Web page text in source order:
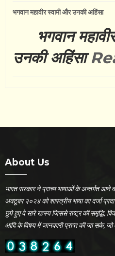
भगवान महावीर स्वामी और उनकी अहिंसा
भगवान
उनकी अहिंसा
About Us
भारत सरकार ने प्राच्य भाषाओं के अन्तर्गत आने
अक्टूबर २०२४ को शास्त्रीय भाषा का दर्जा
छुपे हुए वे सारे रहस्य जिससे राष्ट्र की समृद्धि,
आदि के विषय में जानकारी प्राप्त की जा सके,